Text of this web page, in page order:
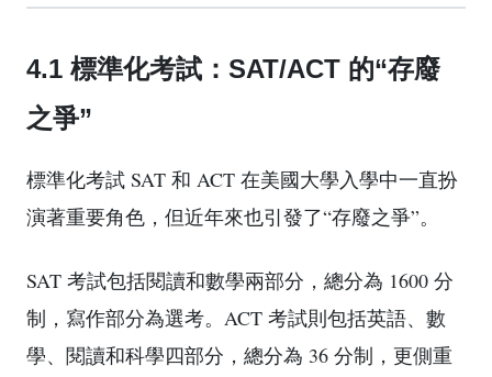
4.1 標準化考試：SAT/ACT 的“存廢
之爭”
標準化考試 SAT 和 ACT 在美國大學入學中一直扮
演著重要角色，但近年來也引發了“存廢之爭”。
SAT 考試包括閱讀和數學兩部分，總分為 1600 分
制，寫作部分為選考。ACT 考試則包括英語、數
學、閱讀和科學四部分，總分為 36 分制，更側重